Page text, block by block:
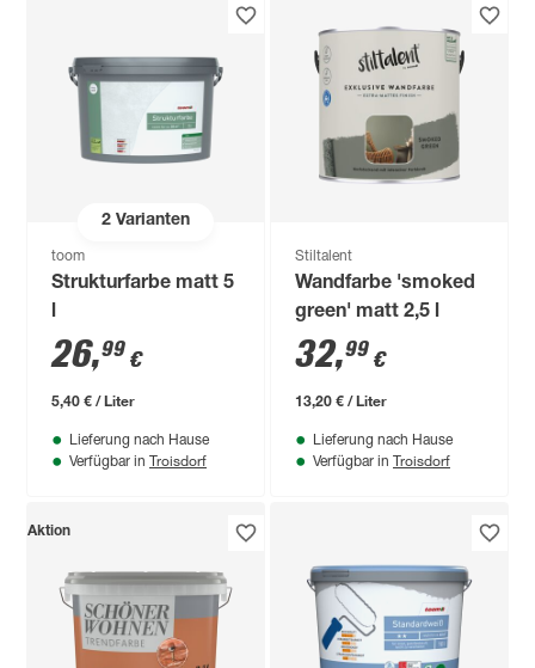
2Varianten
toom
Strukturfarbe matt 5
l
26,99 €
5,40 € / Liter
Lieferung nach Hause
Verfügbar in Troisdorf
Stiltalent
Wandfarbe 'smoked
green' matt 2,5 l
32,99 €
13,20 € / Liter
Lieferung nach Hause
Verfügbar in Troisdorf
Aktion